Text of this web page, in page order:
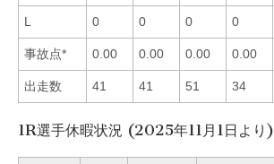
L 0 0 0 0
事故点* 0.00 0.00 0.00 0.00
出走数 41 41 51 34
1R選手休暇状況 (2025年11月1日より)